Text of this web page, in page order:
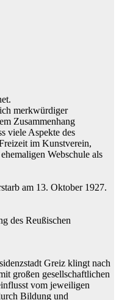
merkwürdiger
Zusammenhang
viele Aspekte des
im Kunstverein,
Webschule als
am 13. Oktober 1927.
des Reußischen
Greiz klingt nach
großen gesellschaftlichen
vom jeweiligen
Bildung und